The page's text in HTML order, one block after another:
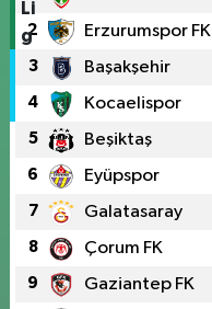
2 Erzurumspor FK
3 Başakşehir
4 Kocaelispor
5 Beşiktaş
6 Eyüpspor
7 Galatasaray
8 Çorum FK
9 Gaziantep FK